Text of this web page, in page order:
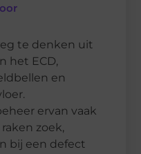
te denken uit
het ECD,
en
ervan vaak
zoek,
bij een defect